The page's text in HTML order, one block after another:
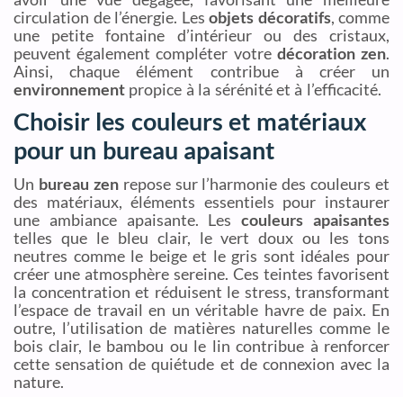
circulation de l’énergie. Les objets décoratifs, comme
une petite fontaine d’intérieur ou des cristaux,
peuvent également compléter votre décoration zen.
Ainsi, chaque élément contribue à créer un
environnement propice à la sérénité et à l’efficacité.
Choisir les couleurs et matériaux
pour un bureau apaisant
Un bureau zenrepose sur l’harmonie des couleurs et
des matériaux, éléments essentiels pour instaurer
une ambiance apaisante. Lescouleurs apaisantes
telles que le bleu clair, le vert doux ou les tons
neutres comme le beige et le gris sont idéales pour
créer une atmosphère sereine. Ces teintes favorisent
la concentration et réduisent le stress, transformant
l’espace de travail en un véritable havre de paix. En
outre, l’utilisation de matières naturelles comme le
bois clair, le bambou ou le lin contribue à renforcer
cette sensation de quiétude et de connexion avec la
nature.